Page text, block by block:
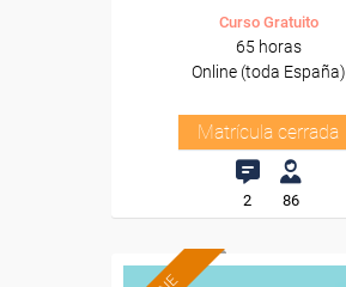
Curso Gratuito
65 horas
Online (toda España)
Matrícula cerrada
2 86